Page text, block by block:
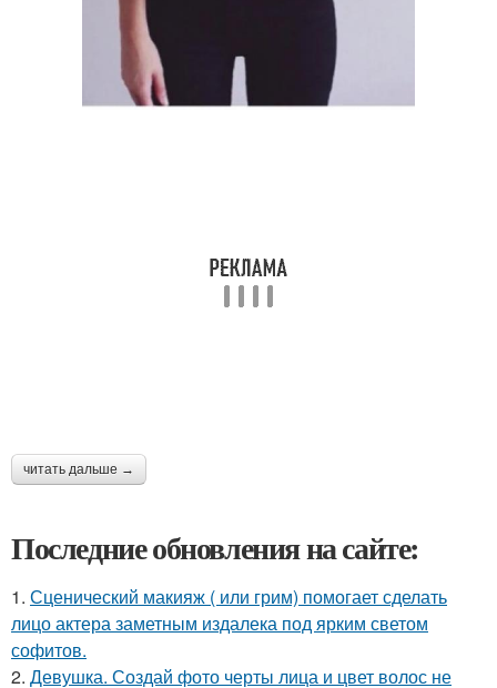
читать дальше →
Последние обновления на сайте:
1. Сценический макияж ( или грим) помогает сделать
лицо актера заметным издалека под ярким светом
софитов.
2. Девушка. Создай фото черты лица и цвет волос не